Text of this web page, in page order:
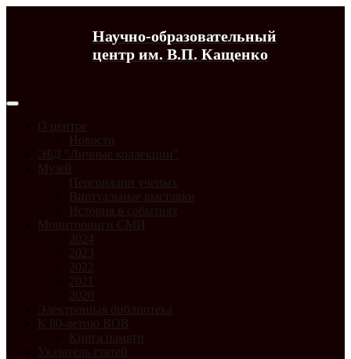
Научно-образовательный
центр им. В.П. Кащенко
О центре
Новости
ЭБД "Личные коллекции"
Музей
Персоналии ученых
Виртуальные выставки
История в событиях
Мониторинги СМИ
2024
2023
2022
2021
2020
Электронная библиотека
К 80-летию ВОВ
Книга памяти
Указатель статей